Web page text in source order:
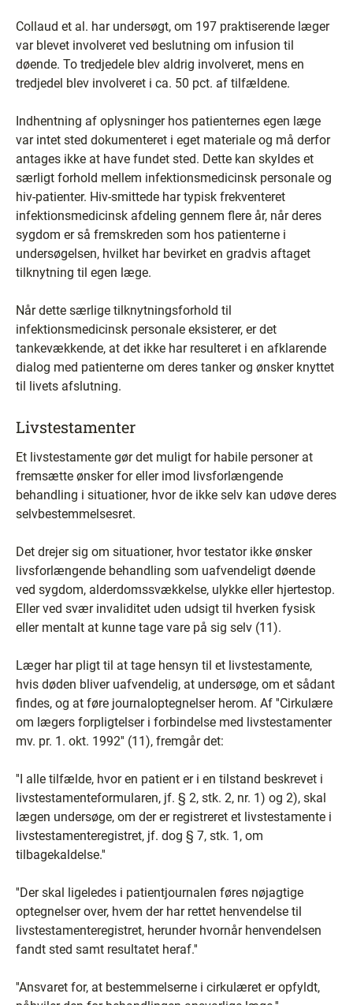
Collaud et al. har undersøgt, om 197 praktiserende læger
var blevet involveret ved beslutning om infusion til
døende. To tredjedele blev aldrig involveret, mens en
tredjedel blev involveret i ca. 50 pct. af tilfældene.
Indhentning af oplysninger hos patienternes egen læge
var intet sted dokumenteret i eget materiale og må derfor
antages ikke at have fundet sted. Dette kan skyldes et
særligt forhold mellem infektionsmedicinsk personale og
hiv-patienter. Hiv-smittede har typisk frekventeret
infektionsmedicinsk afdeling gennem flere år, når deres
sygdom er så fremskreden som hos patienterne i
undersøgelsen, hvilket har bevirket en gradvis aftaget
tilknytning til egen læge.
Når dette særlige tilknytningsforhold til
infektionsmedicinsk personale eksisterer, er det
tankevækkende, at det ikke har resulteret i en afklarende
dialog med patienterne om deres tanker og ønsker knyttet
til livets afslutning.
Livstestamenter
Et livstestamente gør det muligt for habile personer at
fremsætte ønsker for eller imod livsforlængende
behandling i situationer, hvor de ikke selv kan udøve deres
selvbestemmelsesret.
Det drejer sig om situationer, hvor testator ikke ønsker
livsforlængende behandling som uafvendeligt døende
ved sygdom, alderdomssvækkelse, ulykke eller hjertestop.
Eller ved svær invaliditet uden udsigt til hverken fysisk
eller mentalt at kunne tage vare på sig selv (11).
Læger har pligt til at tage hensyn til et livstestamente,
hvis døden bliver uafvendelig, at undersøge, om et sådant
findes, og at føre journaloptegnelser herom. Af ''Cirkulære
om lægers forpligtelser i forbindelse med livstestamenter
mv. pr. 1. okt. 1992'' (11), fremgår det:
''I alle tilfælde, hvor en patient er i en tilstand beskrevet i
livstestamenteformularen, jf. § 2, stk. 2, nr. 1) og 2), skal
lægen undersøge, om der er registreret et livstestamente i
livstestamenteregistret, jf. dog § 7, stk. 1, om
tilbagekaldelse.''
''Der skal ligeledes i patientjournalen føres nøjagtige
optegnelser over, hvem der har rettet henvendelse til
livstestamenteregistret, herunder hvornår henvendelsen
fandt sted samt resultatet heraf.''
''Ansvaret for, at bestemmelserne i cirkulæret er opfyldt,